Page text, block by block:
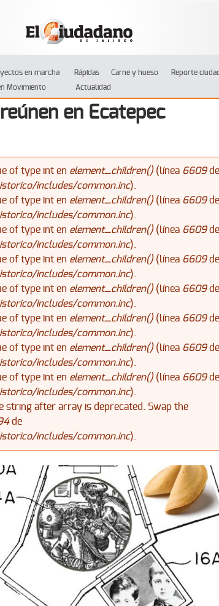
en marcha Rápidas Carne y hueso Reporte
Movimiento Actualidad
en Ecatepec
of type int en element_children()(línea 6609de
includes/common.inc).
of type int en element_children()(línea 6609de
includes/common.inc).
of type int en element_children()(línea 6609de
includes/common.inc).
of type int en element_children()(línea 6609de
includes/common.inc).
of type int en element_children()(línea 6609de
includes/common.inc).
of type int en element_children()(línea 6609de
includes/common.inc).
of type int en element_children()(línea 6609de
includes/common.inc).
of type int en element_children()(línea 6609de
includes/common.inc).
string after array is deprecated. Swap the
de
includes/common.inc).